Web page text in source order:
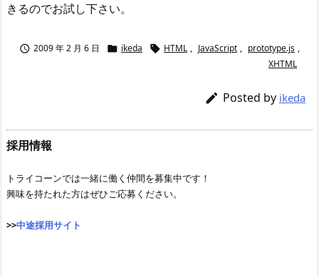
きるのでお試し下さい。
 2009 年 2 月 6 日  ikeda  HTML , JavaScript , prototype.js ,
XHTML
 Posted by ikeda
採用情報
トライコーンでは一緒に働く仲間を募集中です！
興味を持たれた方はぜひご応募ください。
>>中途採用サイト